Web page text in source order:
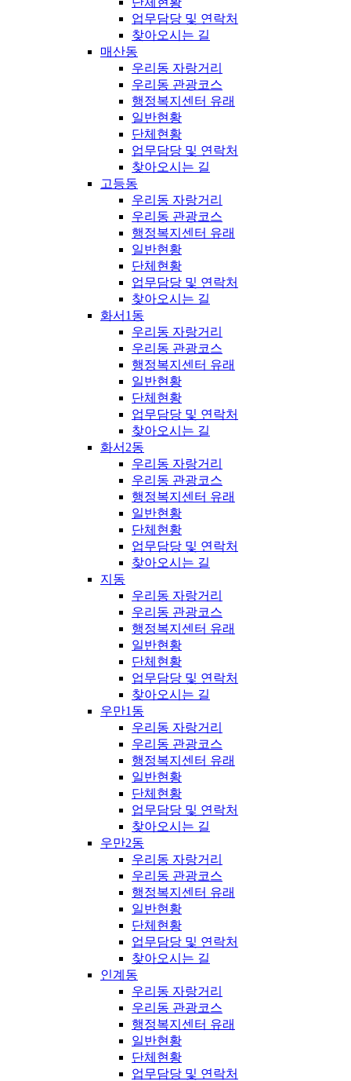
업무담당 및 연락처
찾아오시는 길
매산동
우리동 자랑거리
우리동 관광코스
행정복지센터 유래
일반현황
단체현황
업무담당 및 연락처
찾아오시는 길
고등동
우리동 자랑거리
우리동 관광코스
행정복지센터 유래
일반현황
단체현황
업무담당 및 연락처
찾아오시는 길
화서1동
우리동 자랑거리
우리동 관광코스
행정복지센터 유래
일반현황
단체현황
업무담당 및 연락처
찾아오시는 길
화서2동
우리동 자랑거리
우리동 관광코스
행정복지센터 유래
일반현황
단체현황
업무담당 및 연락처
찾아오시는 길
지동
우리동 자랑거리
우리동 관광코스
행정복지센터 유래
일반현황
단체현황
업무담당 및 연락처
찾아오시는 길
우만1동
우리동 자랑거리
우리동 관광코스
행정복지센터 유래
일반현황
단체현황
업무담당 및 연락처
찾아오시는 길
우만2동
우리동 자랑거리
우리동 관광코스
행정복지센터 유래
일반현황
단체현황
업무담당 및 연락처
찾아오시는 길
인계동
우리동 자랑거리
우리동 관광코스
행정복지센터 유래
일반현황
단체현황
업무담당 및 연락처